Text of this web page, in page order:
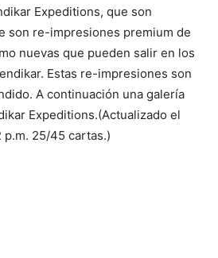
Expeditions, que son
son re-impresiones premium de
nuevas que pueden salir en los
Estas re-impresiones son
A continuación una galería
Expeditions.(Actualizado el
p.m. 25/45 cartas.)